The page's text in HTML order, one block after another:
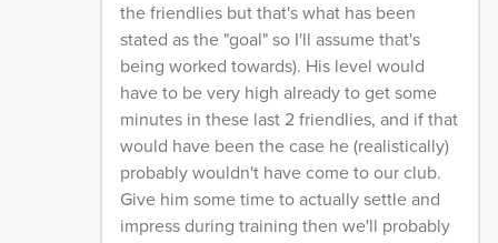
the friendlies but that's what has been
stated as the "goal" so I'll assume that's
being worked towards). His level would
have to be very high already to get some
minutes in these last 2 friendlies, and if that
would have been the case he (realistically)
probably wouldn't have come to our club.
Give him some time to actually settle and
impress during training then we'll probably